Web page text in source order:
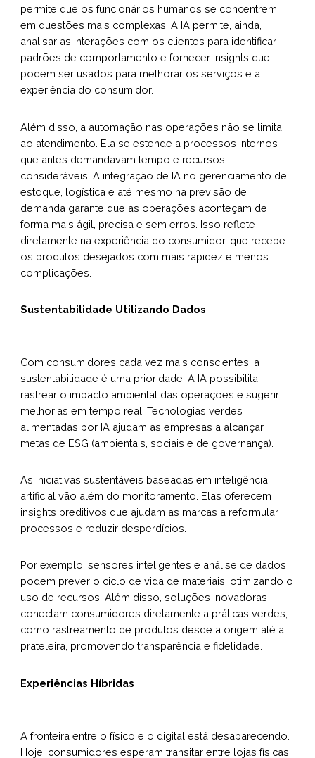
permite que os funcionários humanos se concentrem
em questões mais complexas. A IA permite, ainda,
analisar as interações com os clientes para identificar
padrões de comportamento e fornecer insights que
podem ser usados para melhorar os serviços e a
experiência do consumidor.
Além disso, a automação nas operações não se limita
ao atendimento. Ela se estende a processos internos
que antes demandavam tempo e recursos
consideráveis. A integração de IA no gerenciamento de
estoque, logística e até mesmo na previsão de
demanda garante que as operações aconteçam de
forma mais ágil, precisa e sem erros. Isso reflete
diretamente na experiência do consumidor, que recebe
os produtos desejados com mais rapidez e menos
complicações.
Sustentabilidade Utilizando Dados
Com consumidores cada vez mais conscientes, a
sustentabilidade é uma prioridade. A IA possibilita
rastrear o impacto ambiental das operações e sugerir
melhorias em tempo real. Tecnologias verdes
alimentadas por IA ajudam as empresas a alcançar
metas de ESG (ambientais, sociais e de governança).
As iniciativas sustentáveis baseadas em inteligência
artificial vão além do monitoramento. Elas oferecem
insights preditivos que ajudam as marcas a reformular
processos e reduzir desperdícios.
Por exemplo, sensores inteligentes e análise de dados
podem prever o ciclo de vida de materiais, otimizando o
uso de recursos. Além disso, soluções inovadoras
conectam consumidores diretamente a práticas verdes,
como rastreamento de produtos desde a origem até a
prateleira, promovendo transparência e fidelidade.
Experiências Híbridas
A fronteira entre o físico e o digital está desaparecendo.
Hoje, consumidores esperam transitar entre lojas físicas